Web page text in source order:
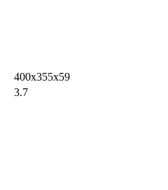
400x355x59
3.7